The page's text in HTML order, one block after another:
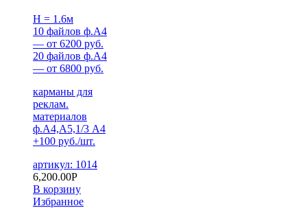
H = 1.6м
10 файлов ф.А4
— от 6200 руб.
20 файлов ф.А4
— от 6800 руб.
карманы для
реклам.
материалов
ф.А4,А5,1/3 А4
+100 руб./шт.
артикул: 1014
6,200.00Р
В корзину
Избранное